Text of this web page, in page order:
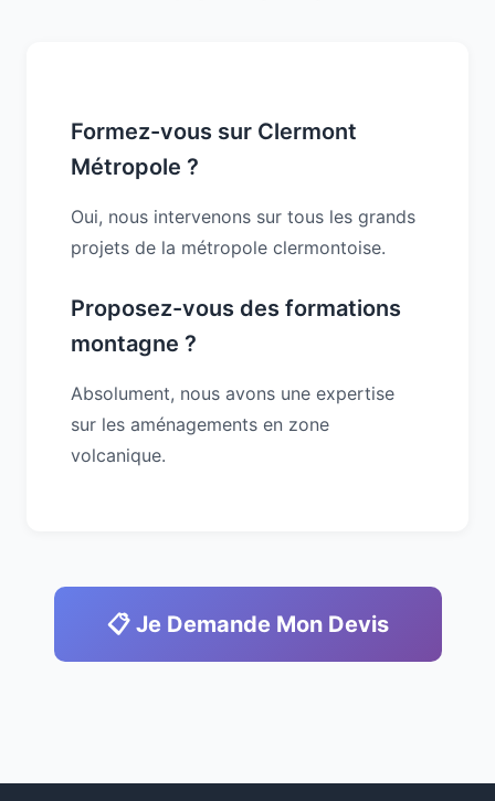
Formez-vous sur Clermont
Métropole ?
Oui, nous intervenons sur tous les grands
projets de la métropole clermontoise.
Proposez-vous des formations
montagne ?
Absolument, nous avons une expertise
sur les aménagements en zone
volcanique.
📋 Je Demande Mon Devis